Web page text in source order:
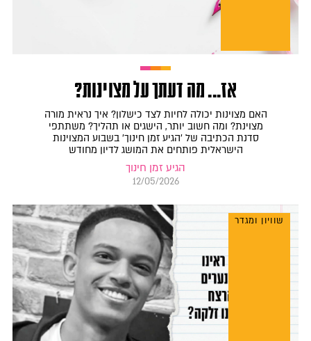
אז... מה דעתך על מצוינות?
האם מצוינות יכולה לחיות לצד כישלון? איך נראית מורה
מצוינת? ומה חשוב יותר, הישגים או תהליך? משתתפי
סדנת הכתיבה של 'הגיע זמן חינוך' בשבוע המצוינות
הישראלית פותחים את המושג לדיון מחודש
הגיע זמן חינוך
12/05/2026
שוויון ומגדר